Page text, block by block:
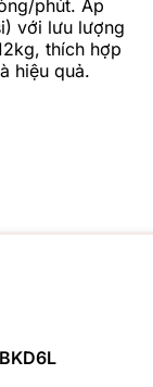
phút. Áp
với lưu lượng
thích hợp
hiệu quả.